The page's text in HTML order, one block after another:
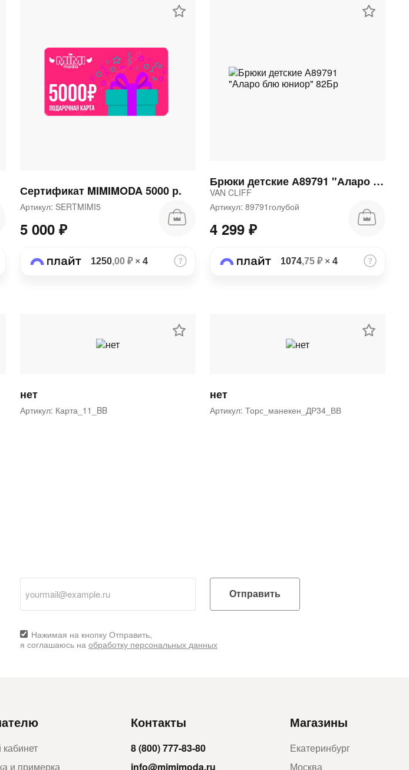
Сертификат MIMIMODA 5000 р.
Артикул: SERTMIMI5
5 000 ₽
1250,00 ₽× 4
Брюки детские А89791 "Аларо блю юниор" 82Бр
VAN CLIFF
Артикул: 89791голубой
4 299 ₽
1074,75 ₽× 4
нет
Артикул: Карта_11_BB
нет
Артикул: Торс_манекен_ДР34_ВВ
Отправить
Нажимая на кнопку Отправить,
я соглашаюсь на обработку персональных данных
и примерка
Контакты
8 (800) 777-83-80
info@mimimoda.ru
Магазины
Екатеринбург
Москва
раз в 2 недели